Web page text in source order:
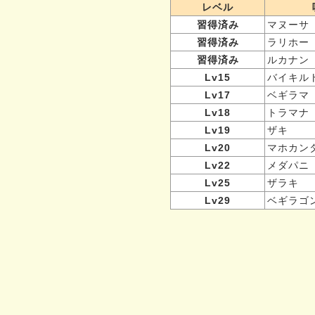
レベル
習得済み
マヌーサ
習得済み
ラリホー
習得済み
ルカナン
Lv15
バイキル
Lv17
ベギラマ
Lv18
トラマナ
Lv19
ザキ
Lv20
マホカン
Lv22
メダパニ
Lv25
ザラキ
Lv29
ベギラゴ